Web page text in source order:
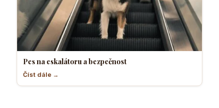
Pes na eskalátoru a bezpečnost
Číst dále →